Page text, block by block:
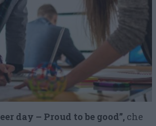
day – Proud to be good”, che